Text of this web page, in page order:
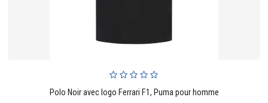
Polo Noir avec logo Ferrari F1, Puma pour homme